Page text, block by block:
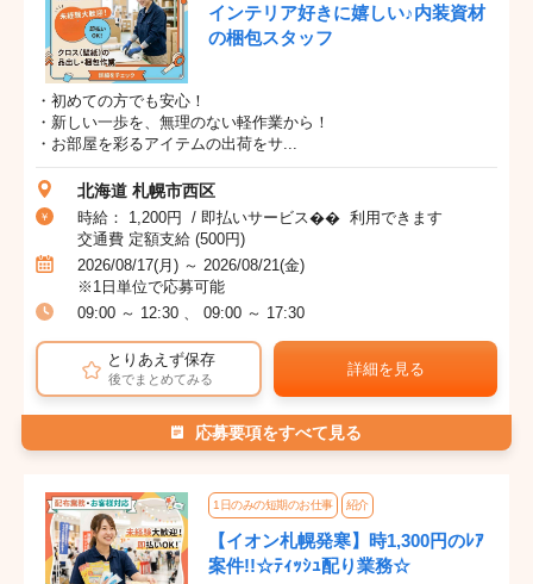
インテリア好きに嬉しい♪内装資材
の梱包スタッフ
・初めての方でも安心！
・新しい一歩を、無理のない軽作業から！
・お部屋を彩るアイテムの出荷をサ...
北海道 札幌市西区
時給： 1,200円 / 即払いサービス�� 利用できます
交通費 定額支給 (500円)
2026/08/17(月) ～ 2026/08/21(金)
※1日単位で応募可能
09:00 ～ 12:30 、 09:00 ～ 17:30
とりあえず保存
後でまとめてみる
詳細を見る
応募要項をすべて見る
1日のみの短期のお仕事 紹介
【イオン札幌発寒】時1,300円のﾚｱ
案件!!☆ﾃｨｯｼｭ配り業務☆